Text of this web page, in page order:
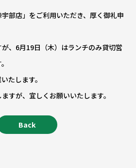
部店」をご利用いただき、厚く御礼申
、6月19日（木）はランチのみ貸切営
たします。
すが、宜しくお願いいたします。
Back